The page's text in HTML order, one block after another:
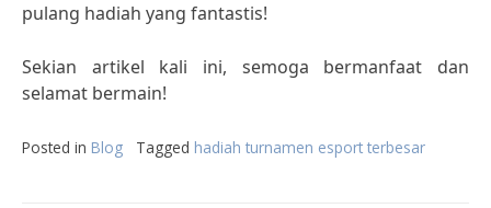
pulang hadiah yang fantastis!
Sekian artikel kali ini, semoga bermanfaat dan
selamat bermain!
Posted in Blog Tagged hadiah turnamen esport terbesar